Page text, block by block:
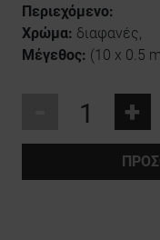
Περιεχόμενο:
Χρώμα: διαφανές,
Μέγεθος: (10 x 0.5
+